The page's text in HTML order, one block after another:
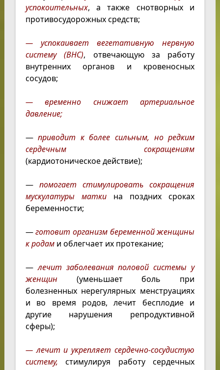
успокоительных, а также снотворных и
противосудорожных средств;
— успокаивает вегетативную нервную
систему (ВНС), отвечающую за работу
внутренних органов и кровеносных
сосудов;
— временно снижает артериальное
давление;
—приводит к более сильным, но редким
сердечным сокращениям
(кардиотоническое действие);
— помогает стимулировать сокращения
мускулатуры маткина поздних сроках
беременности;
—готовит организм беременной женщины
к родами облегчает их протекание;
—лечит заболевания половой системы у
женщин (уменьшает боль при
болезненных нерегулярных менструациях
и во время родов, лечит бесплодие и
другие нарушения репродуктивной
сферы);
— лечит и укрепляет сердечно-сосудистую
систему,
стимулируя работу сердечных